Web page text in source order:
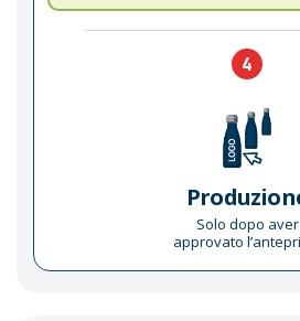
4
Solo dopo aver
approvato